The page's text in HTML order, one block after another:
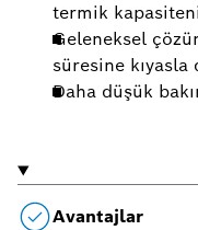
termik
Geleneksel
süresine kıyasla
Daha düşük
Avantajlar